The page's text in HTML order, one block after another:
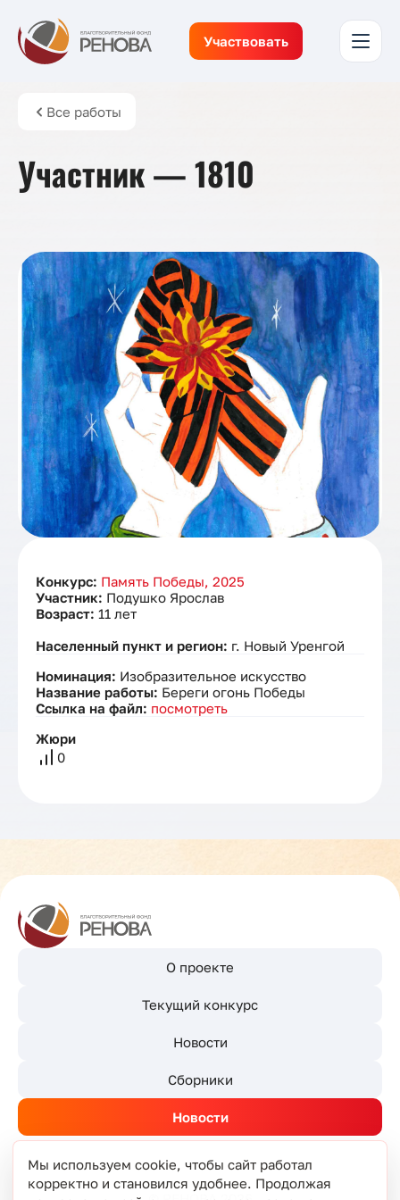
Участвовать
Все работы
Участник — 1810
Конкурс: Память Победы, 2025
Участник: Подушко Ярослав
Возраст: 11 лет
Населенный пункт и регион: г. Новый Уренгой
Номинация: Изобразительное искусство
Название работы: Береги огонь Победы
Ссылка на файл: посмотреть
Жюри
0
О проекте
Текущий конкурс
Новости
Сборники
Новости
Мы используем cookie, чтобы сайт работал
корректно и становился удобнее. Продолжая